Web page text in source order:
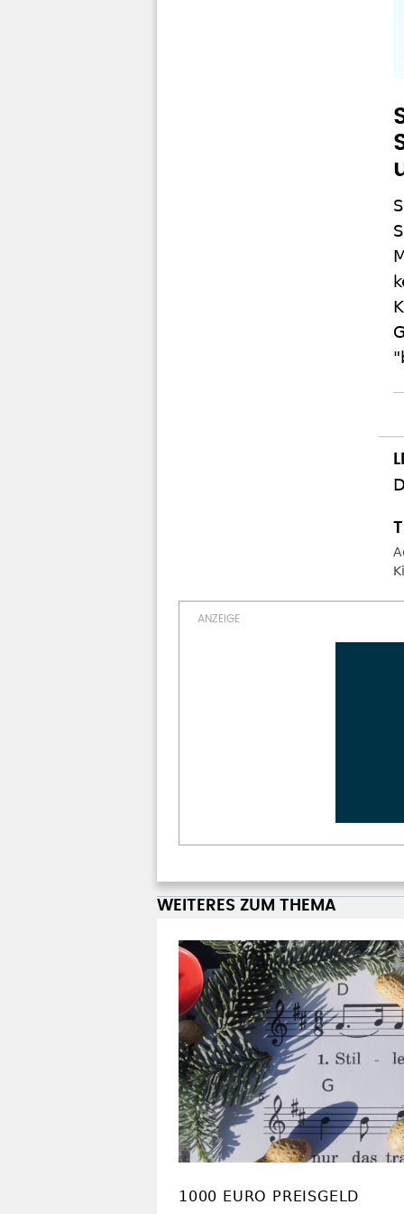
WEITERES ZUM THEMA